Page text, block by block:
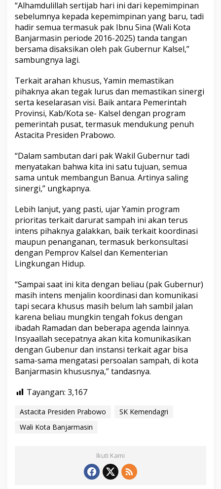
i
d
e
n
P
r
w
o
“Alhamdulillah sertijab hari ini dari kepemimpinan
sebelumnya kepada kepemimpinan yang baru, tadi
hadir semua termasuk pak Ibnu Sina (Wali Kota
Banjarmasin periode 2016-2025) tanda tangan
bersama disaksikan oleh pak Gubernur Kalsel,”
sambungnya lagi.
Terkait arahan khusus, Yamin memastikan
pihaknya akan tegak lurus dan memastikan sinergi
serta keselarasan visi. Baik antara Pemerintah
Provinsi, Kab/Kota se- Kalsel dengan program
pemerintah pusat, termasuk mendukung penuh
Astacita Presiden Prabowo.
“Dalam sambutan dari pak Wakil Gubernur tadi
menyatakan bahwa kita ini satu tujuan, semua
sama untuk membangun Banua. Artinya saling
sinergi,” ungkapnya.
Lebih lanjut, yang pasti, ujar Yamin program
prioritas terkait darurat sampah ini akan terus
intens pihaknya galakkan, baik terkait koordinasi
maupun penanganan, termasuk berkonsultasi
dengan Pemprov Kalsel dan Kementerian
Lingkungan Hidup.
“Sampai saat ini kita dengan beliau (pak Gubernur)
masih intens menjalin koordinasi dan komunikasi
tapi secara khusus masih belum lah sambil jalan
karena beliau mungkin tengah fokus dengan
ibadah Ramadan dan beberapa agenda lainnya.
Insyaallah secepatnya akan kita komunikasikan
dengan Gubenur dan instansi terkait agar bisa
sama-sama mengatasi persoalan sampah, di kota
Banjarmasin khususnya,” tandasnya.
Tayangan: 3,167
Astacita Presiden Prabowo
SK Kemendagri
Wali Kota Banjarmasin
Ikuti Kami